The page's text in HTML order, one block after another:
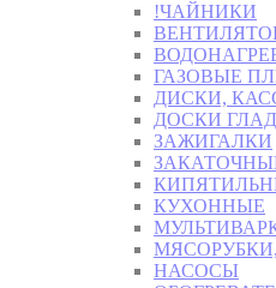
!ЧАЙНИКИ
ГАЗОВЫЕ
ДИСКИ,
ДОСКИ
ЗАЖИГАЛКИ
КУХОННЫЕ
НАСОСЫ